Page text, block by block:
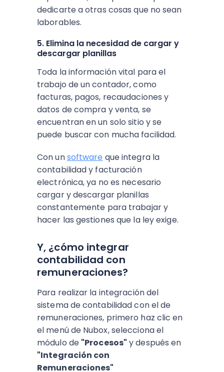
dedicarte a otras cosas que no sean
laborables.
5. Elimina la necesidad de cargar y
descargar planillas
Toda la información vital para el
trabajo de un contador, como
facturas, pagos, recaudaciones y
datos de compra y venta, se
encuentran en un solo sitio y se
puede buscar con mucha facilidad.
Con unsoftware que integra la
contabilidad y facturación
electrónica, ya no es necesario
cargar y descargar planillas
constantemente para trabajar y
hacer las gestiones que la ley exige.
Y, ¿cómo integrar
contabilidad con
remuneraciones?
Para realizar la integración del
sistema de contabilidad con el de
remuneraciones, primero haz clic en
el menú de Nubox, selecciona el
módulo de "Procesos" y después en
"Integración con
Remuneraciones"